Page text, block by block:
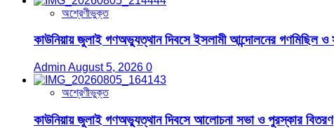
অশ্রেণীভুক্ত
কাউনিয়ায় জুলাই গণঅভ্যুত্থান দিবসে ইসলামী আন্দোলনের গণমিছিল ও
Admin August 5, 2026 0
অশ্রেণীভুক্ত
কাউনিয়ায় জুলাই গণঅভ্যুত্থান দিবসে আলোচনা সভা ও পুরস্কার বিতরণ